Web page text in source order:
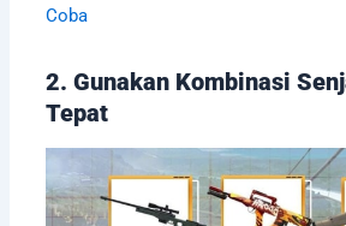
Coba
2. Gunakan Kombinasi
Tepat